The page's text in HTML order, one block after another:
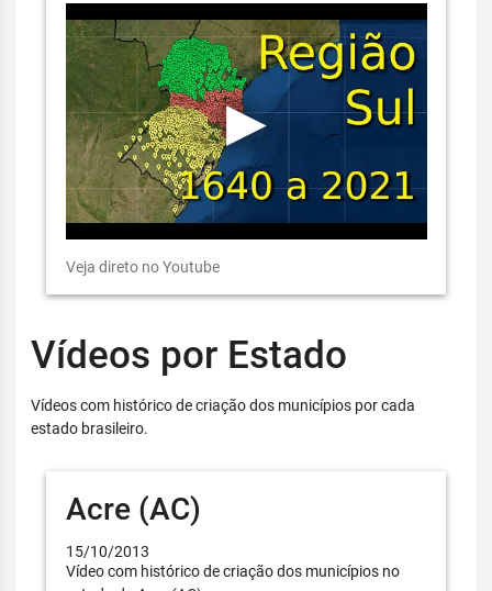
Veja direto no Youtube
Vídeos por Estado
Vídeos com histórico de criação dos municípios por cada
estado brasileiro.
Acre (AC)
15/10/2013
Vídeo com histórico de criação dos municípios no